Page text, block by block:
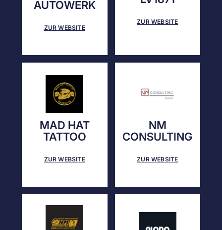
AUTOWERK
ZUR WEBSITE
ZUR WEBSITE
MAD HAT
TATTOO
ZUR WEBSITE
NM
CONSULTING
ZUR WEBSITE